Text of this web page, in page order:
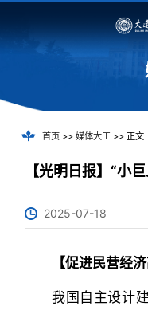
首页>> 媒体大工>> 正文
【光明日报】“小
2025-07-18
【促进民营经
我国自主设计